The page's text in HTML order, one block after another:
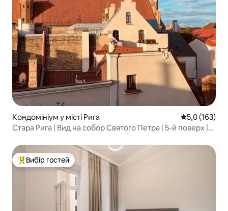
Кондомініум у місті Рига Середня
5,0 (163)
Стара Рига | Вид на собор Святого Петра | 5-й поверх |
Топ вибір гостей
Вибір гостей